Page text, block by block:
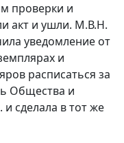
проверки и
акт и ушли. М.В.Н.
уведомление от
и
расписаться за
Общества и
сделала в тот же